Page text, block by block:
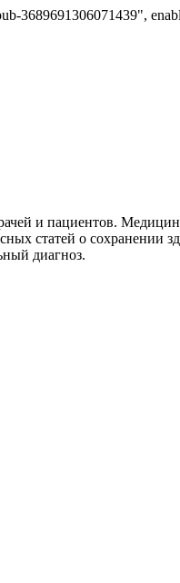
3689691306071439",
и пациентов.
статей о сохранении
диагноз.